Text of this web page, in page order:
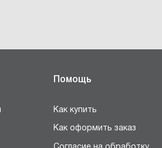
Помощь
Как купить
Как оформить заказ